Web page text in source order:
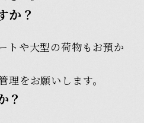
か？
トや大型の荷物もお預か
をお願いします。
？